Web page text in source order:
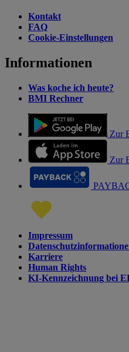
Kontakt
FAQ
Cookie-Einstellungen
Informationen
Was koche ich heute?
BMI Rechner
Zur
Zur
Impressum
Karriere
Human Rights
KI-Kennzeichnung bei